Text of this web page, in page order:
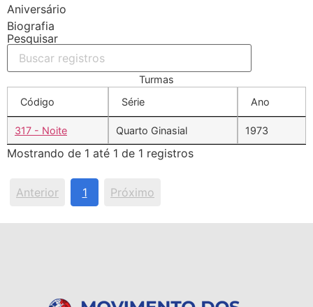
Aniversário
Biografia
Pesquisar
Turmas
Código
Série Ano
317 - Noite Quarto Ginasial 1973
Mostrando de 1 até 1 de 1 registros
Anterior 1 Próximo